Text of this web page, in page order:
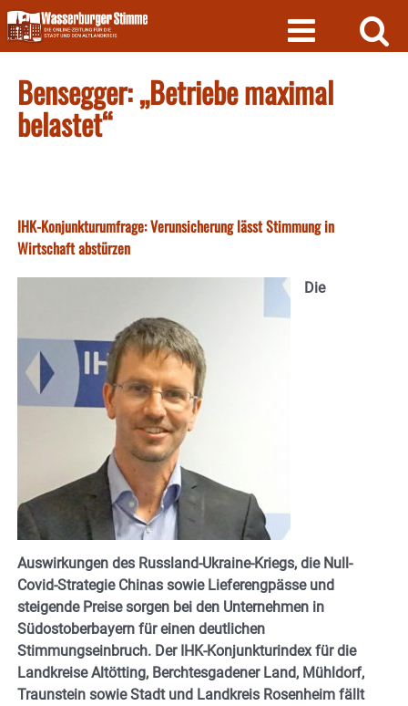
Skip
to
content
Bensegger: „Betriebe maximal
belastet“
IHK-Konjunkturumfrage: Verunsicherung lässt Stimmung in
Wirtschaft abstürzen
Die
Auswirkungen des Russland-Ukraine-Kriegs, die Null-
Covid-Strategie Chinas sowie Lieferengpässe und
steigende Preise sorgen bei den Unternehmen in
Südostoberbayern für einen deutlichen
Stimmungseinbruch. Der IHK-Konjunkturindex für die
Landkreise Altötting, Berchtesgadener Land, Mühldorf,
Traunstein sowie Stadt und Landkreis Rosenheim fällt